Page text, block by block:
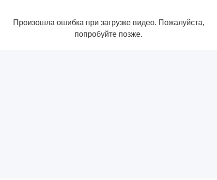
Произошла ошибка при загрузке видео. Пожалуйста,
попробуйте позже.